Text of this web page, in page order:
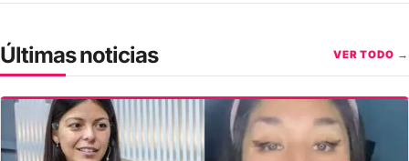
Últimas noticias VER TODO →